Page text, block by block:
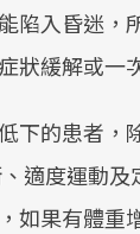
陷入昏迷，
狀緩解或一
下的患者，
適度運動
如果有體重